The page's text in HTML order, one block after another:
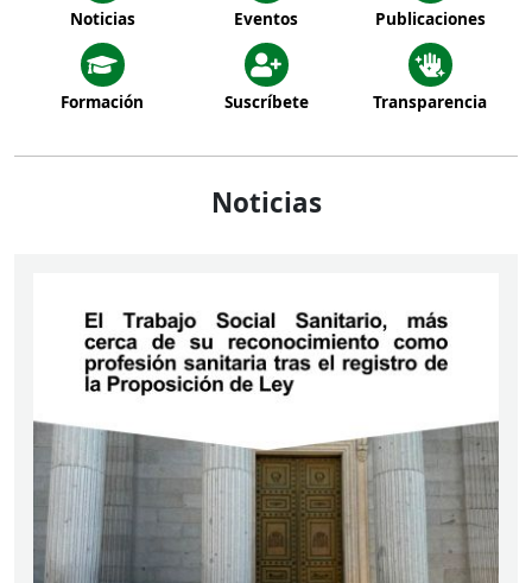
Noticias Eventos Publicaciones
Formación Suscríbete Transparencia
Noticias